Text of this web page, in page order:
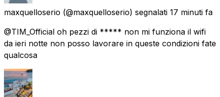
maxquelloserio (@maxquelloserio) segnalati 17 minuti fa
@TIM_Official oh pezzi di ***** non mi funziona il wifi
da ieri notte non posso lavorare in queste condizioni fate
qualcosa